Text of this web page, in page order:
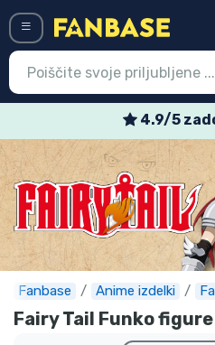
4.9/5
Fanbase Anime izdelki
Fairy Tail Funko figure
Vstop
Najnovejsi izdelki
Prodajni izdelki
Ekspresna dostava
Prednaročila